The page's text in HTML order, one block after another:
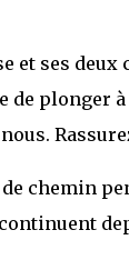
et ses
de plonger
chemin